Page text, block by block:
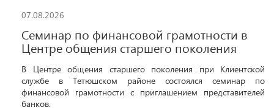
07.08.2026
Семинар по финансовой грамотности в
Центре общения старшего поколения
В Центре общения старшего поколения при Клиентской
службе в Тетюшском районе состоялся семинар по
финансовой грамотности с приглашением представителей
банков.